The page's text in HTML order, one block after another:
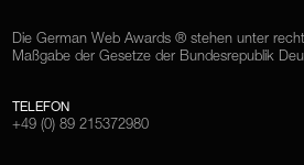
Die German Web Awards ® stehen unter
Maßgabe der Gesetze der Bundesrepublik
TELEFON
+49 (0) 89 215372980